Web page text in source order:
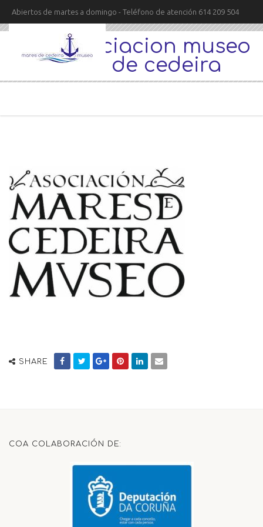
Abiertos de martes a domingo - Teléfono de atención 614 209 504
logo asociacion museo
mares de cedeira
SHARE
COA COLABORACIÓN DE: